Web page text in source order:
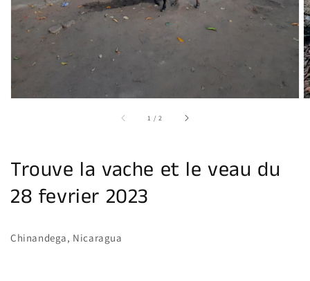
dans
galerie
1 /sur
2
Trouve la vache et le veau du
28 fevrier 2023
Chinandega, Nicaragua